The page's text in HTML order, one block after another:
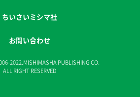
ちいさいミシマ社
お問い合わせ
2022.MISHIMASHA PUBLISHING CO.
ALL RIGHT RESERVED